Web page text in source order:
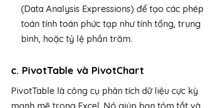
(Data Analysis Expressions) để tạo các phép
toán tính toán phức tạp như tính tổng, trung
bình, hoặc tỷ lệ phần trăm.
c. PivotTable và PivotChart
PivotTable là công cụ phân tích dữ liệu cực kỳ
mạnh mẽ trong Excel. Nó giúp bạn tóm tắt và